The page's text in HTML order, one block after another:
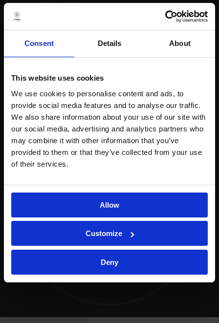
Consent Details About
This website uses cookies
We use cookies to personalise content and ads, to
provide social media features and to analyse our traffic.
We also share information about your use of our site with
our social media, advertising and analytics partners who
may combine it with other information that you’ve
provided to them or that they’ve collected from your use
of their services.
Allow
Customize
Deny
agli iniettabili
Prodotti biologici e formulazioni complesse
API ed eccipienti (legati a fonti di
contaminazione)
Materiali di confezionamento e di produzione